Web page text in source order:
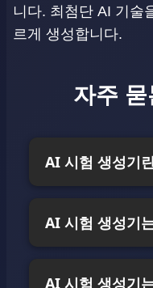
니다. 최첨단 AI 기술
르게 생성합니다.
자주
AI 시험 생성기
AI 시험 생성기
AI 시험 생성기